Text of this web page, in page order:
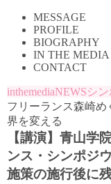
MESSAGE
PROFILE
BIOGRAPHY
IN THE MEDIA
CONTACT
inthemediaNEWSシ
フリーランス森崎め
界を変える
【講演】青山学
ンス・シンポジ
施策の施行後に